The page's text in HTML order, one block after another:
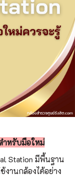
ำหรับมือใหม่
Station มีพื้นฐาน
านกล้องได้อย่าง